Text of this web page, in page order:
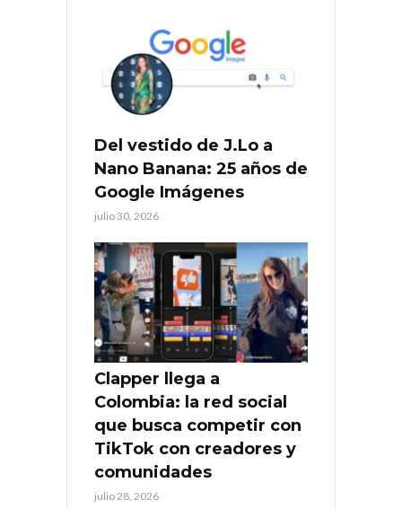
Del vestido de J.Lo a
Nano Banana: 25 años de
Google Imágenes
julio 30, 2026
Clapper llega a
Colombia: la red social
que busca competir con
TikTok con creadores y
comunidades
julio 28, 2026